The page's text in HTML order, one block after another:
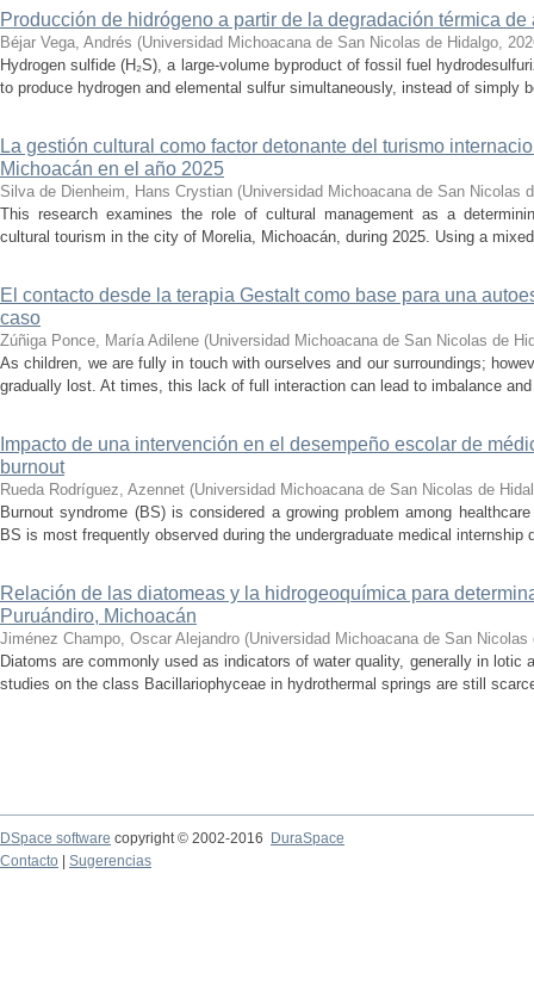
Producción de hidrógeno a partir de la degradación térmica
Béjar Vega, Andrés (Universidad Michoacana de San Nicolas de Hidalgo,
Hydrogen sulfide (H₂S), a large-volume byproduct of fossil fuel
to produce hydrogen and elemental sulfur simultaneously, instead of simply
La gestión cultural como factor detonante del turismo
Michoacán en el año 2025
Silva de Dienheim, Hans Crystian (Universidad Michoacana de San Nicolas
This research examines the role of cultural management as a
cultural tourism in the city of Morelia, Michoacán, during 2025. Using a
El contacto desde la terapia Gestalt como base para una
caso
Zúñiga Ponce, María Adilene (Universidad Michoacana de San Nicolas de
As children, we are fully in touch with ourselves and our surroundings;
gradually lost. At times, this lack of full interaction can lead to imbalance
Impacto de una intervención en el desempeño escolar de
burnout
Rueda Rodríguez, Azennet (Universidad Michoacana de San Nicolas de
Burnout syndrome (BS) is considered a growing problem among
BS is most frequently observed during the undergraduate medical
Relación de las diatomeas y la hidrogeoquímica para
Puruándiro, Michoacán
Jiménez Champo, Oscar Alejandro (Universidad Michoacana de San Nicolas
Diatoms are commonly used as indicators of water quality, generally in
studies on the class Bacillariophyceae in hydrothermal springs are still
DSpace software copyright © 2002-2016
DuraSpace
Contacto
Sugerencias